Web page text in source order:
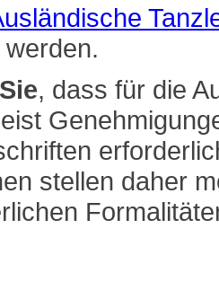
werden.
, dass für die
stellen daher